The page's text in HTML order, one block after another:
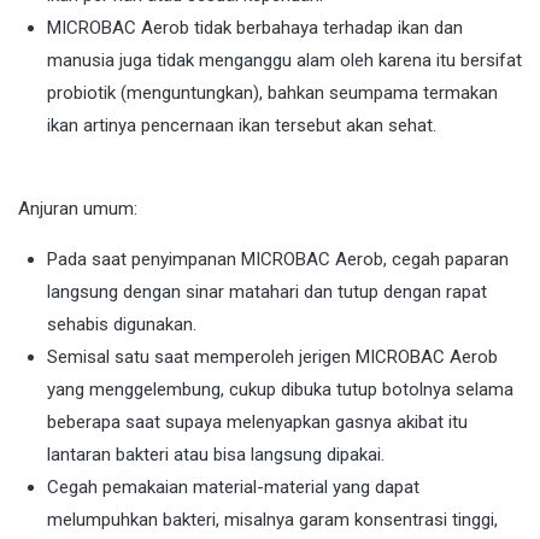
MICROBAC Aerob tidak berbahaya terhadap ikan dan
manusia juga tidak menganggu alam oleh karena itu bersifat
probiotik (menguntungkan), bahkan seumpama termakan
ikan artinya pencernaan ikan tersebut akan sehat.
Anjuran umum:
Pada saat penyimpanan MICROBAC Aerob, cegah paparan
langsung dengan sinar matahari dan tutup dengan rapat
sehabis digunakan.
Semisal satu saat memperoleh jerigen MICROBAC Aerob
yang menggelembung, cukup dibuka tutup botolnya selama
beberapa saat supaya melenyapkan gasnya akibat itu
lantaran bakteri atau bisa langsung dipakai.
Cegah pemakaian material-material yang dapat
melumpuhkan bakteri, misalnya garam konsentrasi tinggi,